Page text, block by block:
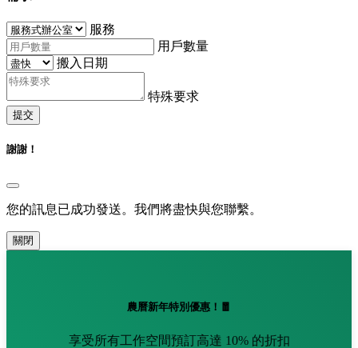
服務
用戶數量
搬入日期
特殊要求
提交
謝謝！
您的訊息已成功發送。我們將盡快與您聯繫。
關閉
農曆新年特別優惠！🧧
享受所有工作空間預訂高達 10% 的折扣